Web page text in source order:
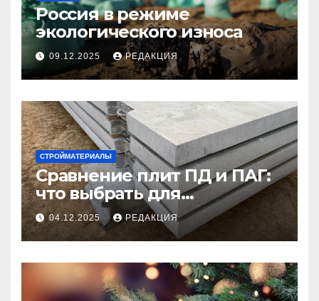
Россия в режиме
экологического износа
09.12.2025 РЕДАКЦИЯ
СТРОЙМАТЕРИАЛЫ
Сравнение плит ПД и ПАГ:
что выбрать для
долговечного и прочного
покрытия
04.12.2025 РЕДАКЦИЯ